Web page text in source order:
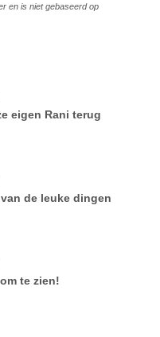
en is niet gebaseerd op
eigen Rani terug
de leuke dingen
te zien!